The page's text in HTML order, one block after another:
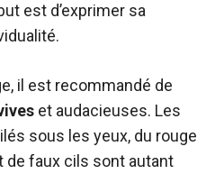
est d’exprimer sa
il est recommandé de
et audacieuses. Les
sous les yeux, du rouge
de faux cils sont autant